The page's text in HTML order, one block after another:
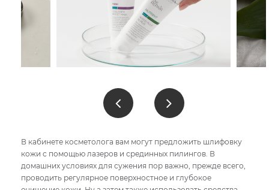
В кабинете косметолога вам могут предложить шлифовку
кожи с помощью лазеров и срединных пилингов. В
домашних условиях для сужения пор важно, прежде всего,
проводить регулярное поверхностное и глубокое